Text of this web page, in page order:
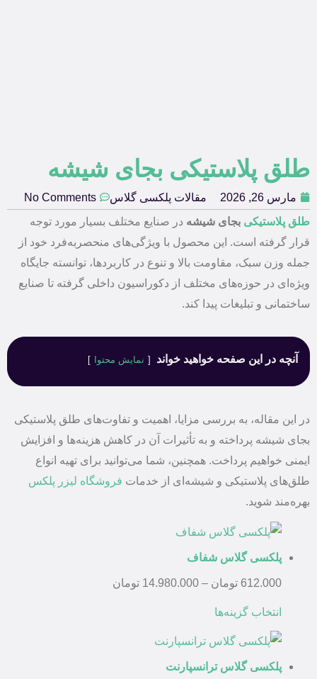
طلق پلاستیکی بجای شیشه
مارس 26, 2026 مقالات پلکسی گلاس
No Comments
طلق پلاستیکی بجای شیشه در صنایع مختلف بسیار مورد توجه
قرار گرفته است. این محصول با ویژگی‌های منحصربه‌فرد خود از
جمله وزن سبک، مقاومت بالا و تنوع در کاربردها، توانسته جایگاه
ویژه‌ای در حوزه‌های مختلف از دکوراسیون داخلی گرفته تا صنایع
ساختمانی و تبلیغات پیدا کند.
آنچه در این صفحه خواهید خواند نمایش محتوا
در این مقاله، به بررسی مزایا، اهمیت و تفاوت‌های طلق پلاستیکی
بجای شیشه پرداخته و به تأثیرات آن در کاهش هزینه‌ها و افزایش
ایمنی خواهیم پرداخت. همچنین، شما می‌توانید برای تهیه انواع
طلق‌های پلاستیکی و شیشه‌ای از خدمات فروشگاه لیزر پلکس
بهره‌مند شوید.
پلکسی گلاس شفاف
612.000 تومان –
14.980.000 تومان
انتخاب گزینه‌ها
پلکسی گلاس ترانسپارنت